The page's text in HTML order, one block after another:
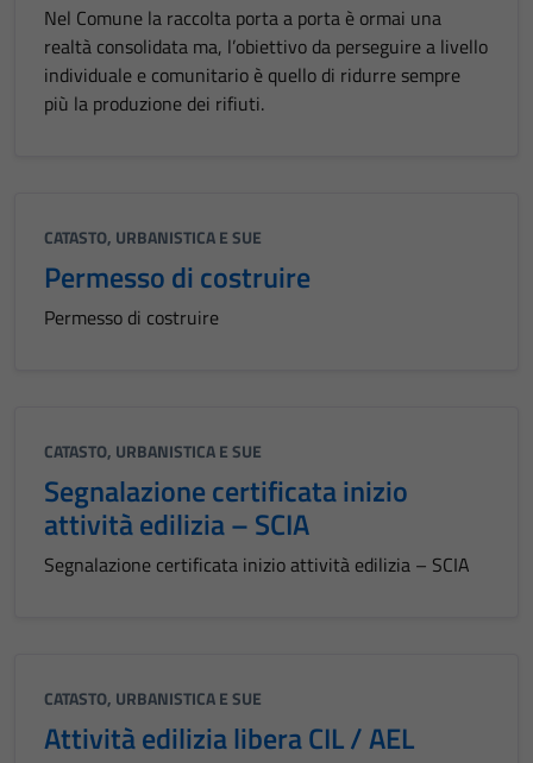
Nel Comune la raccolta porta a porta è ormai una
realtà consolidata ma, l’obiettivo da perseguire a livello
individuale e comunitario è quello di ridurre sempre
più la produzione dei rifiuti.
CATASTO, URBANISTICA E SUE
Permesso di costruire
Permesso di costruire
CATASTO, URBANISTICA E SUE
Segnalazione certificata inizio
attività edilizia – SCIA
Segnalazione certificata inizio attività edilizia – SCIA
CATASTO, URBANISTICA E SUE
Attività edilizia libera CIL / AEL